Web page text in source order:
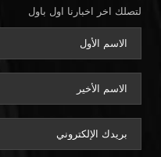
لتصلك اخر اخبارنا اول باول